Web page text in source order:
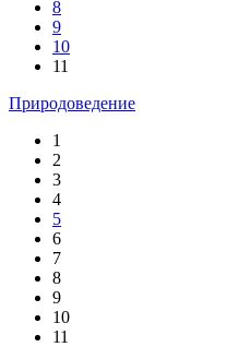
8
9
10
11
Природоведение
1
2
3
4
5
6
7
8
9
10
11